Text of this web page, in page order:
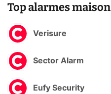
Top alarmes maison
Verisure
Sector Alarm
Eufy Security